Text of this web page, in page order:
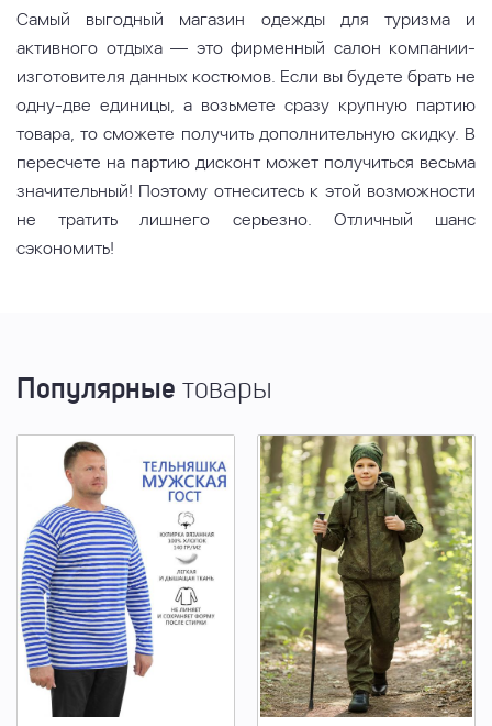
Самый выгодный магазин одежды для туризма и
активного отдыха — это фирменный салон компании-
изготовителя данных костюмов. Если вы будете брать не
одну-две единицы, а возьмете сразу крупную партию
товара, то сможете получить дополнительную скидку. В
пересчете на партию дисконт может получиться весьма
значительный! Поэтому отнеситесь к этой возможности
не тратить лишнего серьезно. Отличный шанс
сэкономить!
Популярные товары